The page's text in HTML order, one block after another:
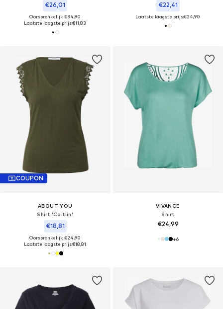
€26,01
Oorspronkelijk: €34,90
Laatste laagste prijs:€11,83
€22,41
Laatste laagste prijs:€24,90
COUPON
ABOUT YOU
Shirt 'Caitlin'
€18,81
Oorspronkelijk: €24,90
Laatste laagste prijs:€18,81
VIVANCE
Shirt
€24,99
+6